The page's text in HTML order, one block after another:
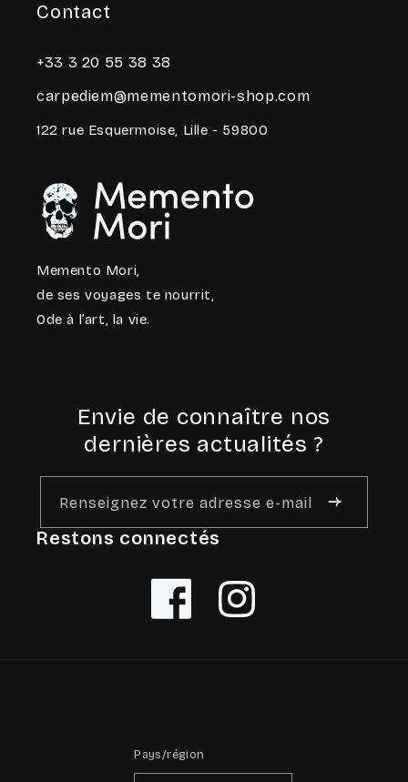
Contact
+33 3 20 55 38 38
carpediem@mementomori-shop.com
122 rue Esquermoise, Lille - 59800
Memento Mori,
de ses voyages te nourrit,
Ode à l’art, la vie.
Envie de connaître nos
dernières actualités ?
Renseignez votre adresse e-mail
Restons connectés
Facebook Instagram
Pays/région